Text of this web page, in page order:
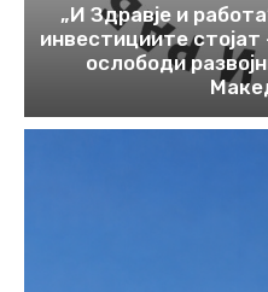
„И Здравје и
инвестициите
ослободи